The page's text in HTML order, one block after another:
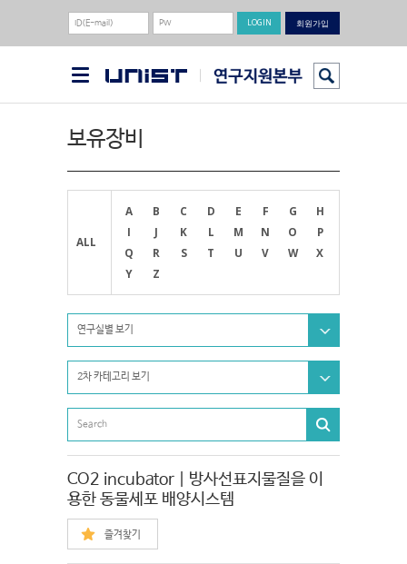
회원가입
보유장비
ALL
A B C D E F G
H
I
J K L M N O
P
Q
R S T U V W
X
Y
Z
연구실별 보기
2차 카테고리 보기
CO2 incubator | 방사선표지물질을 이
용한 동물세포 배양시스템
즐겨찾기